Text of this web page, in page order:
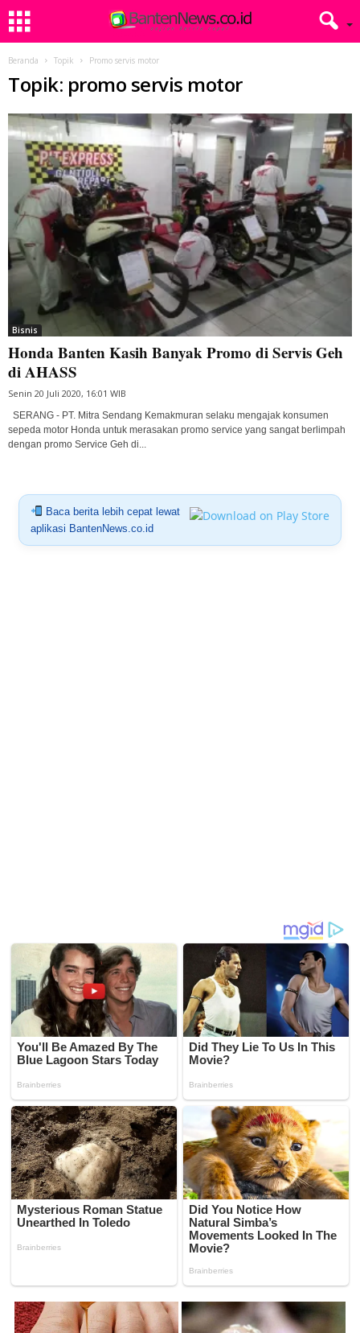
Beranda Topik Promo servis motor
Topik: promo servis motor
Bisnis
Honda Banten Kasih Banyak Promo di Servis Geh
di AHASS
Senin 20 Juli 2020, 16:01 WIB
SERANG - PT. Mitra Sendang Kemakmuran selaku mengajak konsumen
sepeda motor Honda untuk merasakan promo service yang sangat berlimpah
dengan promo Service Geh di...
Baca berita lebih cepat lewat
aplikasi BantenNews.co.id